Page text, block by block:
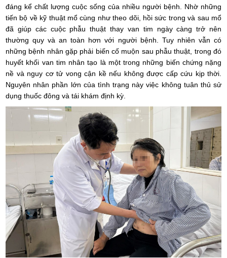
đáng kể chất lượng cuộc sống của nhiều người bệnh. Nhờ những
tiến bộ về kỹ thuật mổ cùng như theo dõi, hồi sức trong và sau mổ
đã giúp các cuộc phẫu thuật thay van tim ngày càng trở nên
thường quy và an toàn hơn với người bệnh. Tuy nhiên vẫn có
những bệnh nhân gặp phải biến cố muộn sau phẫu thuật, trong đó
huyết khối van tim nhân tạo là một trong những biến chứng nặng
nề và nguy cơ tử vong cận kề nếu không được cấp cứu kịp thời.
Nguyên nhân phần lớn của tình trạng này việc không tuân thủ sử
dụng thuốc đông và tái khám định kỳ.